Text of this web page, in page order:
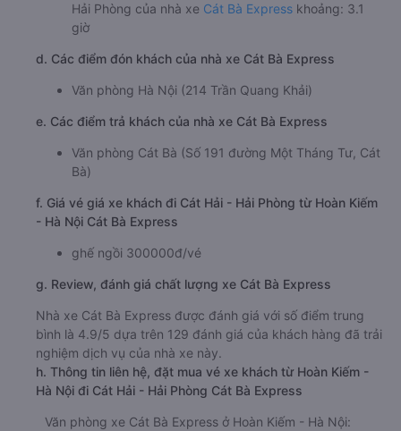
Hải Phòng của nhà xe Cát Bà Express khoảng: 3.1
giờ
d. Các điểm đón khách của nhà xe Cát Bà Express
Văn phòng Hà Nội (214 Trần Quang Khải)
e. Các điểm trả khách của nhà xe Cát Bà Express
Văn phòng Cát Bà (Số 191 đường Một Tháng Tư, Cát
Bà)
f. Giá vé giá xe khách đi Cát Hải - Hải Phòng từ Hoàn Kiếm
- Hà Nội Cát Bà Express
ghế ngồi 300000đ/vé
g. Review, đánh giá chất lượng xe Cát Bà Express
Nhà xe Cát Bà Express được đánh giá với số điểm trung
bình là 4.9/5 dựa trên 129 đánh giá của khách hàng đã trải
nghiệm dịch vụ của nhà xe này.
h. Thông tin liên hệ, đặt mua vé xe khách từ Hoàn Kiếm -
Hà Nội đi Cát Hải - Hải Phòng Cát Bà Express
Văn phòng xe Cát Bà Express ở Hoàn Kiếm - Hà Nội: